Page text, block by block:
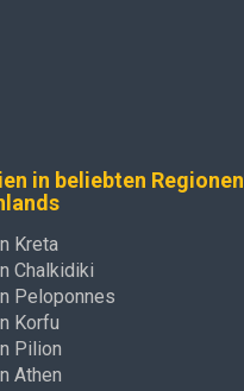
in beliebten Regionen
Kreta
Chalkidiki
Peloponnes
Korfu
Pilion
Athen